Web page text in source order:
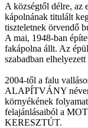
A községtől délre, az
kápolnának titulált
tiszteletnek örvendő
A mai, 1948-ban
fakápolna állt. Az
szabadban
2004-től a falu
ALAPÍTVÁNY
környékének
felajánlásaiból a
KERESZTÚT.